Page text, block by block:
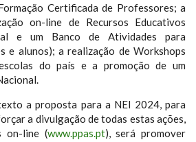
Certificada de Professores; a
on-line de Recursos Educativos
e um Banco de Atividades para
e alunos); a realização de Workshops
do país e a promoção de um
a proposta para a NEI 2024, para
a divulgação de todas estas ações,
on-line (www.ppas.pt), será promover